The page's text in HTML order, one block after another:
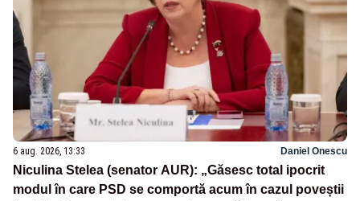
6 aug. 2026, 13:33 Daniel Onescu
Niculina Stelea (senator AUR): „Găsesc total ipocrit
modul în care PSD se comportă acum în cazul poveștii